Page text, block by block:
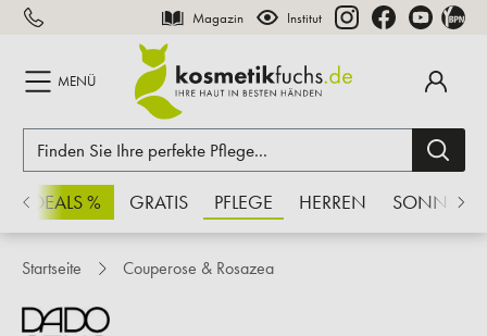
springen Magazin Institut
MENÜ
% GRATIS PFLEGE HERREN SONNE
Startseite Couperose & Rosazea